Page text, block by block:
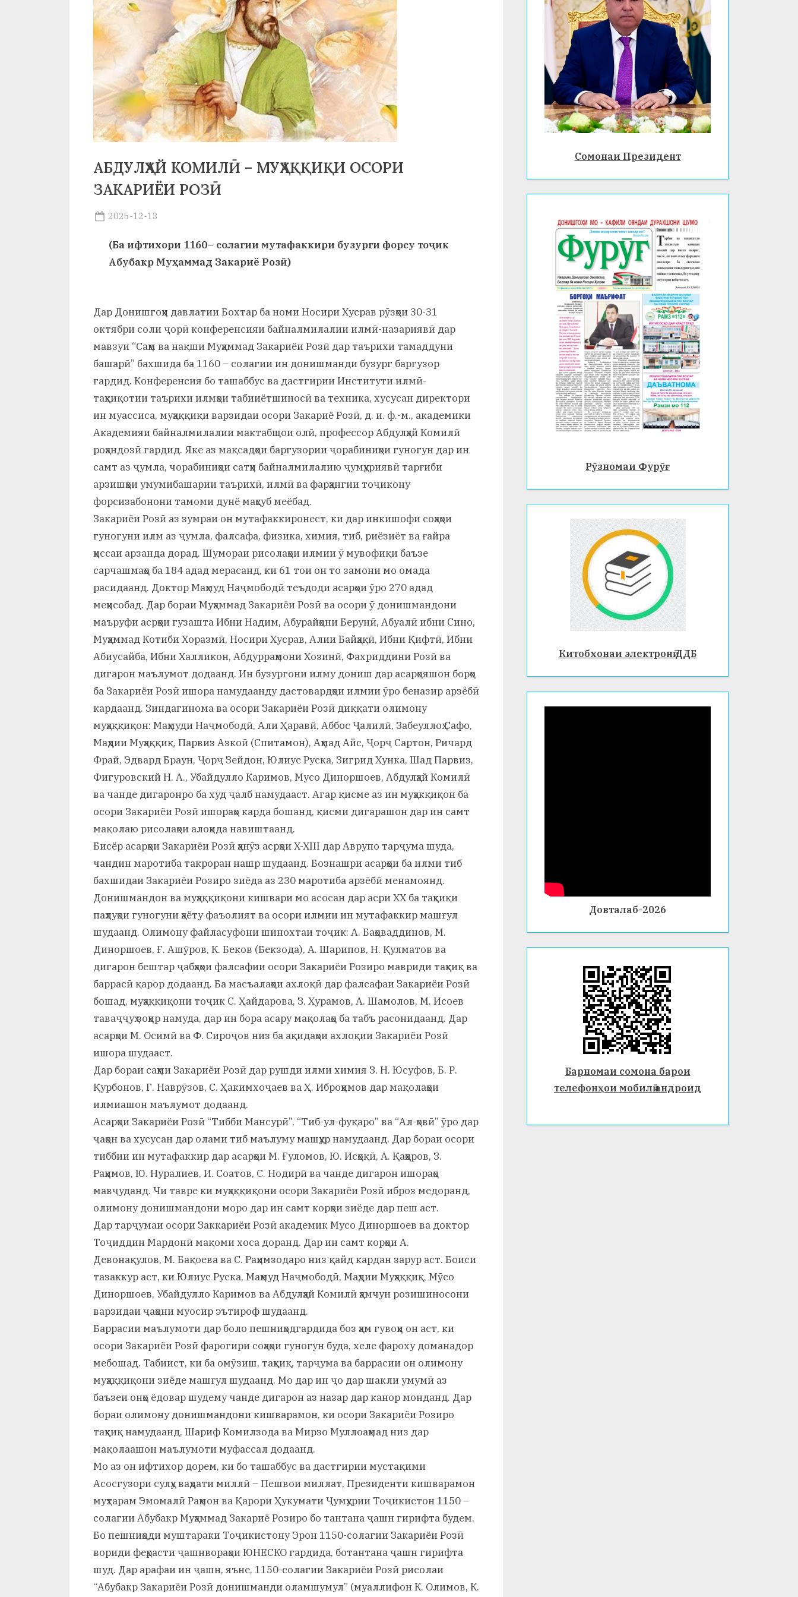
б
а
н
о
м
и
Н
р
у
с
р
а
в
АБДУЛҲАЙ КОМИЛӢ – МУҲАҚҚИҚИ ОСОРИ
ЗАКАРИЁИ РОЗӢ
Posted
2025-12-13
(Ба ифтихори 1160– солагии мутафаккири бузурги форсу тоҷик
Абубакр Муҳаммад Закариё Розӣ)
Дар Донишгоҳи давлатии Бохтар ба номи Носири Хусрав рӯзҳои 30-31
октябри соли ҷорӣ конференсияи байналмилалии илмӣ-назариявӣ дар
мавзуи “Саҳм ва нақши Муҳаммад Закариёи Розӣ дар таърихи тамаддуни
башарӣ” бахшида ба 1160 – солагии ин донишманди бузург баргузор
гардид. Конференсия бо ташаббус ва дастгирии Институти илмӣ-
таҳқиқотии таърихи илмҳои табииётшиносӣ ва техника, хусусан директори
ин муассиса, муҳаққиқи варзидаи осори Закариё Розӣ, д. и. ф.-м., академики
Академияи байналмилалии мактабщои олӣ, профессор Абдулҳай Комилӣ
роҳандозӣ гардид. Яке аз мақсадҳои баргузории ҷорабиниҳои гуногун дар ин
самт аз ҷумла, чорабиниҳои сатҳи байналмилалию ҷумҳуриявӣ тарғиби
арзишҳои умумибашарии таърихӣ, илмӣ ва фарҳангии тоҷикону
форсизабонони тамоми дунё маҳсуб меёбад.
Закариёи Розӣ аз зумраи он мутафаккиронест, ки дар инкишофи соҳаҳои
гуногуни илм аз ҷумла, фалсафа, физика, химия, тиб, риёзиёт ва ғайра
ҳиссаи арзанда дорад. Шумораи рисолаҳои илмии ӯ мувофиқи баъзе
сарчашмаҳо ба 184 адад мерасанд, ки 61 тои он то замони мо омада
расидаанд. Доктор Маҳмуд Наҷмободӣ теъдоди асарҳои ӯро 270 адад
меҳисобад. Дар бораи Муҳаммад Закариёи Розӣ ва осори ӯ донишмандони
маъруфи асрҳои гузашта Ибни Надим, Абурайҳони Берунӣ, Абуалӣ ибни Сино,
Муҳаммад Котиби Хоразмӣ, Носири Хусрав, Алии Байҳақӣ, Ибни Қифтӣ, Ибни
Абиусайба, Ибни Халликон, Абдурраҳмони Хозинӣ, Фахриддини Розӣ ва
дигарон маълумот додаанд. Ин бузургони илму дониш дар асарҳояшон борҳо
ба Закариёи Розӣ ишора намудаанду дастовардҳои илмии ӯро беназир арзёбӣ
кардаанд. Зиндагинома ва осори Закариёи Розӣ диққати олимону
муҳаққиқон: Маҳмуди Наҷмободӣ, Али Ҳаравӣ, Аббос Ҷалилӣ, Забеуллоҳ Сафо,
Маҳдии Муҳаққиқ, Парвиз Азкоӣ (Спитамон), Аҳмад Айс, Ҷорҷ Сартон, Ричард
Фрай, Эдвард Браун, Ҷорҷ Зейдон, Юлиус Руска, Зигрид Хунка, Шад Парвиз,
Фигуровский Н. А., Убайдулло Каримов, Мусо Диноршоев, Абдулҳай Комилӣ
ва чанде дигаронро ба худ ҷалб намудааст. Агар қисме аз ин муҳакқиқон ба
осори Закариёи Розӣ ишораҳо карда бошанд, қисми дигарашон дар ин самт
мақолаю рисолаҳои алоҳида навиштаанд.
Бисёр асарҳои Закариёи Розӣ ҳанӯз асрҳои X-XIII дар Аврупо тарҷума шуда,
чандин маротиба такроран нашр шудаанд. Бознашри асарҳои ба илми тиб
бахшидаи Закариёи Розиро зиёда аз 230 маротиба арзёбӣ менамоянд.
Донишмандон ва муҳаққиқони кишвари мо асосан дар асри XX ба таҳқиқи
паҳлуҳои гуногуни ҳаёту фаъолият ва осори илмии ин мутафаккир машғул
шудаанд. Олимону файласуфони шинохтаи тоҷик: А. Баҳоваддинов, М.
Диноршоев, Ғ. Ашӯров, К. Беков (Бекзода), А. Шарипов, Н. Қулматов ва
дигарон бештар ҷабҳаҳои фалсафии осори Закариёи Розиро мавриди таҳқиқ ва
баррасӣ қарор додаанд. Ба масъалаҳои ахлоқӣ дар фалсафаи Закариёи Розӣ
бошад, муҳаққиқони тоҷик С. Ҳайдарова, З. Хурамов, А. Шамолов, М. Исоев
таваҷҷуҳ зоҳир намуда, дар ин бора асару мақолаҳо ба табъ расонидаанд. Дар
асарҳои М. Осимӣ ва Ф. Сироҷов низ ба ақидаҳои ахлоқии Закариёи Розӣ
ишора шудааст.
Дар бораи саҳми Закариёи Розӣ дар рушди илми химия З. Н. Юсуфов, Б. Р.
Қурбонов, Г. Наврӯзов, С. Ҳакимхоҷаев ва Ҳ. Иброҳимов дар мақолаҳои
илмиашон маълумот додаанд.
Асарҳои Закариёи Розӣ “Тибби Мансурӣ”, “Тиб-ул-фуқаро” ва “Ал-ҳовӣ” ӯро дар
ҷаҳон ва хусусан дар олами тиб маълуму машҳур намудаанд. Дар бораи осори
тиббии ин мутафаккир дар асарҳои М. Ғуломов, Ю. Исҳоқӣ, А. Қаҳҳоров, З.
Раҳимов, Ю. Нуралиев, И. Соатов, С. Нодирӣ ва чанде дигарон ишораҳо
мавҷуданд. Чи тавре ки муҳаққиқони осори Закариёи Розӣ иброз медоранд,
олимону донишмандони моро дар ин самт корҳои зиёде дар пеш аст.
Дар тарҷумаи осори Заккариёи Розӣ академик Мусо Диноршоев ва доктор
Тоҷиддин Мардонӣ мақоми хоса доранд. Дар ин самт корҳои А.
Девонақулов, М. Бақоева ва С. Раҳимзодаро низ қайд кардан зарур аст. Боиси
тазаккур аст, ки Юлиус Руска, Маҳмуд Наҷмободӣ, Маҳдии Муҳаққиқ, Мӯсо
Диноршоев, Убайдулло Каримов ва Абдулҳай Комилӣ ҳамчун розишиносони
варзидаи ҷаҳони муосир эътироф шудаанд.
Баррасии маълумоти дар боло пешниҳодгардида боз ҳам гувоҳи он аст, ки
осори Закариёи Розӣ фарогири соҳаҳои гуногун буда, хеле фароху доманадор
мебошад. Табиист, ки ба омӯзиш, таҳқиқ, тарҷума ва баррасии он олимону
муҳаққиқони зиёде машғул шудаанд. Мо дар ин ҷо дар шакли умумӣ аз
баъзеи онҳо ёдовар шудему чанде дигарон аз назар дар канор монданд. Дар
бораи олимону донишмандони кишварамон, ки осори Закариёи Розиро
таҳқиқ намудаанд, Шариф Комилзода ва Мирзо Муллоаҳмад низ дар
мақолаашон маълумоти муфассал додаанд.
Мо аз он ифтихор дорем, ки бо ташаббус ва дастгирии мустақими
Асосгузори сулҳу ваҳдати миллӣ – Пешвои миллат, Президенти кишварамон
муҳтарам Эмомалӣ Раҳмон ва Қарори Ҳукумати Ҷумҳурии Тоҷикистон 1150 –
солагии Абубакр Муҳаммад Закариё Розиро бо тантана ҷашн гирифта будем.
Бо пешниҳоди муштараки Тоҷикистону Эрон 1150-солагии Закариёи Розӣ
вориди феҳрасти ҷашнвораҳои ЮНЕСКО гардида, ботантана ҷашн гирифта
шуд. Дар арафаи ин ҷашн, яъне, 1150-солагии Закариёи Розӣ рисолаи
“Абубакр Закариёи Розӣ донишманди оламшумул” (муаллифон К. Олимов, К.
Сомонаи Президент
Рӯзномаи Фурӯғ
Китобхонаи электронӣ ДДБ
Довталаб-2026
Барномаи сомона барои
телефонҳои мобилӣ андроид